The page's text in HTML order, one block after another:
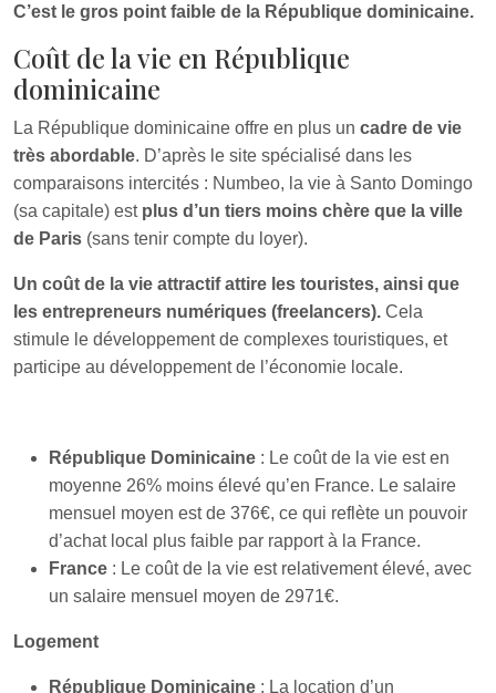
C’est le gros point faible de la République dominicaine.
Coût de la vie en République
dominicaine
La République dominicaine offre en plus un cadre de vie
très abordable. D’après le site spécialisé dans les
comparaisons intercités : Numbeo, la vie à Santo Domingo
(sa capitale) est plus d’un tiers moins chère que la ville
de Paris (sans tenir compte du loyer).
Un coût de la vie attractif attire les touristes, ainsi que
les entrepreneurs numériques (freelancers). Cela
stimule le développement de complexes touristiques, et
participe au développement de l’économie locale.
République Dominicaine : Le coût de la vie est en
moyenne 26% moins élevé qu’en France. Le salaire
mensuel moyen est de 376€, ce qui reflète un pouvoir
d’achat local plus faible par rapport à la France.
France : Le coût de la vie est relativement élevé, avec
un salaire mensuel moyen de 2971€.
Logement
République Dominicaine : La location d’un